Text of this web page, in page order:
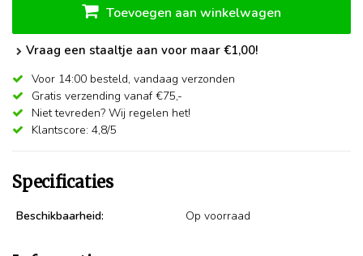
Toevoegen aan winkelwagen
Vraag een staaltje aan voor maar €1,00!
Voor 14:00 besteld, vandaag verzonden
Gratis verzending vanaf €75,-
Niet tevreden? Wij regelen het!
Klantscore: 4,8/5
Specificaties
Beschikbaarheid: Op voorraad